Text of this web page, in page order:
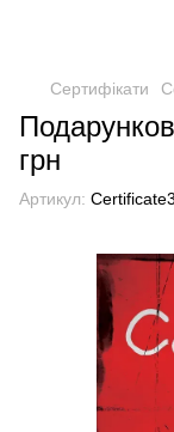
Сертифікати
грн
Артикул: